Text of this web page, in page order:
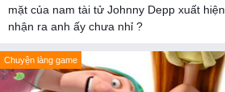
mặt của nam tài tử Johnny Depp xuất
nhận ra anh ấy chưa nhỉ ?
Chuyện làng game